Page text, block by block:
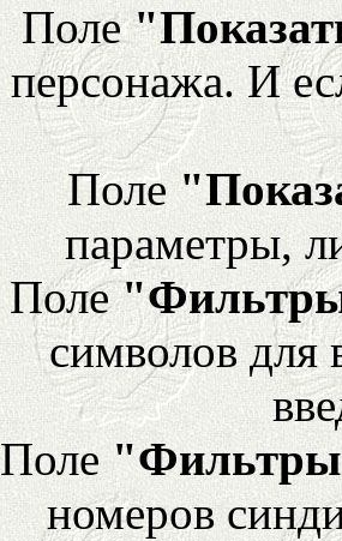
Поле
персонажа. И
Поле
параметры,
Поле
символов для
Поле "Фильтры
номеров